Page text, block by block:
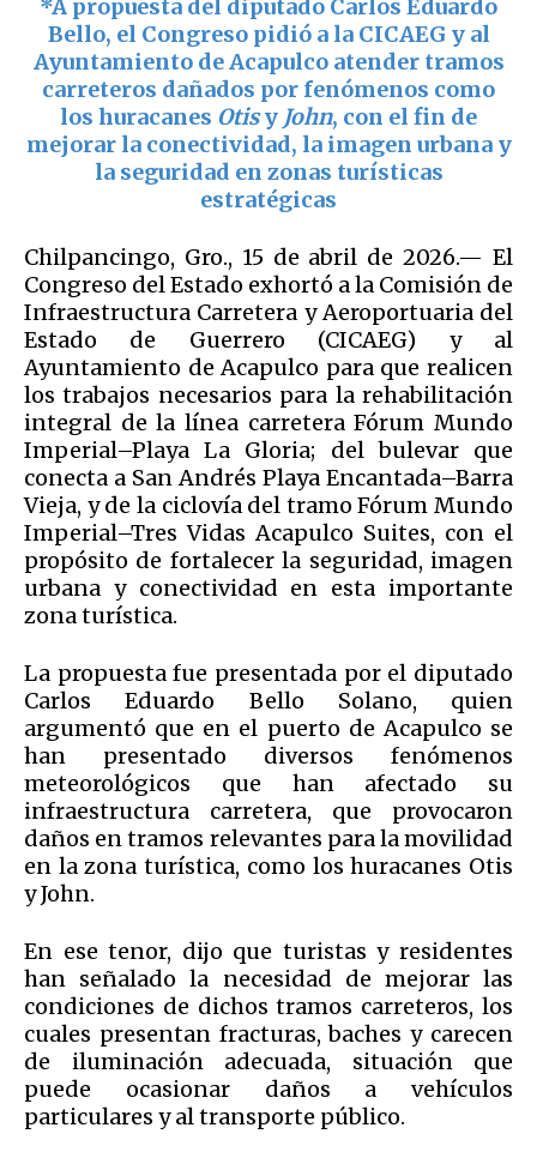
*A propuesta del diputado Carlos Eduardo
Bello, el Congreso pidió a la CICAEG y al
Ayuntamiento de Acapulco atender tramos
carreteros dañados por fenómenos como
los huracanes Otisy John, con el fin de
mejorar la conectividad, la imagen urbana y
la seguridad en zonas turísticas
estratégicas
Chilpancingo, Gro., 15 de abril de 2026.— El
Congreso del Estado exhortó a la Comisión de
Infraestructura Carretera y Aeroportuaria del
Estado de Guerrero (CICAEG) y al
Ayuntamiento de Acapulco para que realicen
los trabajos necesarios para la rehabilitación
integral de la línea carretera Fórum Mundo
Imperial–Playa La Gloria; del bulevar que
conecta a San Andrés Playa Encantada–Barra
Vieja, y de la ciclovía del tramo Fórum Mundo
Imperial–Tres Vidas Acapulco Suites, con el
propósito de fortalecer la seguridad, imagen
urbana y conectividad en esta importante
zona turística.
La propuesta fue presentada por el diputado
Carlos Eduardo Bello Solano, quien
argumentó que en el puerto de Acapulco se
han presentado diversos fenómenos
meteorológicos que han afectado su
infraestructura carretera, que provocaron
daños en tramos relevantes para la movilidad
en la zona turística, como los huracanes Otis
y John.
En ese tenor, dijo que turistas y residentes
han señalado la necesidad de mejorar las
condiciones de dichos tramos carreteros, los
cuales presentan fracturas, baches y carecen
de iluminación adecuada, situación que
puede ocasionar daños a vehículos
particulares y al transporte público.